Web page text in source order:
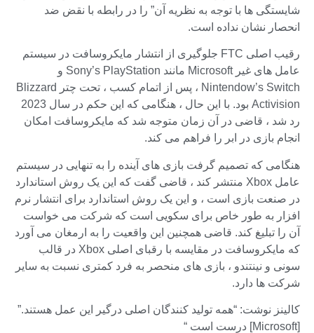
شایستگی ها با توجه به نظریه آن” را در رابطه با نقض ضد
انحصار نشان نداده است.
رقیب اصلی FTC جلوگیری از انتشار مایکروسافت در سیستم
عامل های غیر Microsoft مانند Sony’s PlayStation و
Nintendow’s Switch ، پس از اتمام کسب ، تحت چتر Blizzard
Activision بود. با این حال ، هنگامی که این حکم در سال 2023
رد شد ، قاضی در آن زمان متوجه شد که مایکروسافت امکان
انجام بازی در ابر را فراهم می کند.
هنگامی که تصمیم گرفت بازی های آینده را به تنهایی در سیستم
عامل Xbox منتشر کند ، قاضی گفت که این یک روش استاندارد
در صنعت بازی است ، و این یک روش استاندارد برای انتشار نرم
افزار به طور خاص برای سکویی است که شرکت می خواست
آن را تبلیغ کند. قاضی همچنین این واقعیت را به ارمغان می آورد
که مایکروسافت در مقایسه با رقبای اصلی Xbox در قالب
سونی و نینتندو ، بازی های منحصر به فرد کمتری نسبت به سایر
شرکت ها دارد.
کالینز نوشت: “همه تولید کنندگان اصلی درگیر این عمل هستند.”
[Microsoft] درست است “